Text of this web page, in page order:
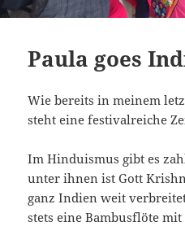
Paula goes
Wie bereits in meinem
steht eine festivalreiche
Im Hinduismus gibt es
unter ihnen ist Gott
ganz Indien weit
stets eine Bambusflöte